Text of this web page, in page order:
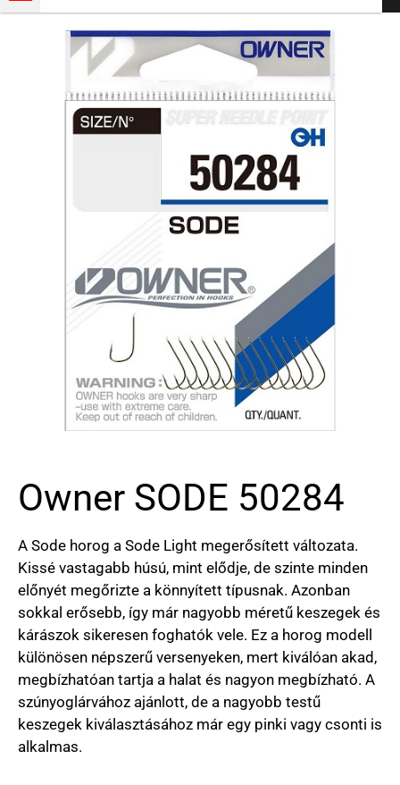
Owner SODE 50284
A Sode horog a Sode Light megerősített változata.
Kissé vastagabb húsú, mint elődje, de szinte minden
előnyét megőrizte a könnyített típusnak. Azonban
sokkal erősebb, így már nagyobb méretű keszegek és
kárászok sikeresen foghatók vele. Ez a horog modell
különösen népszerű versenyeken, mert kiválóan akad,
megbízhatóan tartja a halat és nagyon megbízható. A
szúnyoglárvához ajánlott, de a nagyobb testű
keszegek kiválasztásához már egy pinki vagy csonti is
alkalmas.